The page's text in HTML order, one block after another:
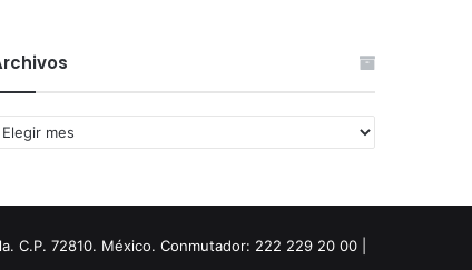
Archivos
C.P. 72810. México. Conmutador: 222 229 20 00 |